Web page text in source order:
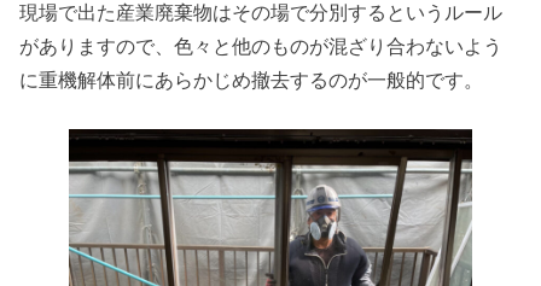
現場で出た産業廃棄物はその場で分別するというルール
がありますので、色々と他のものが混ざり合わないよう
に重機解体前にあらかじめ撤去するのが一般的です。